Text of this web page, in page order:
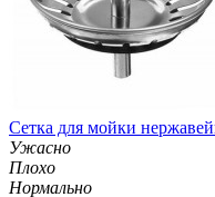
Сетка для мойки
Ужасно
Плохо
Нормально